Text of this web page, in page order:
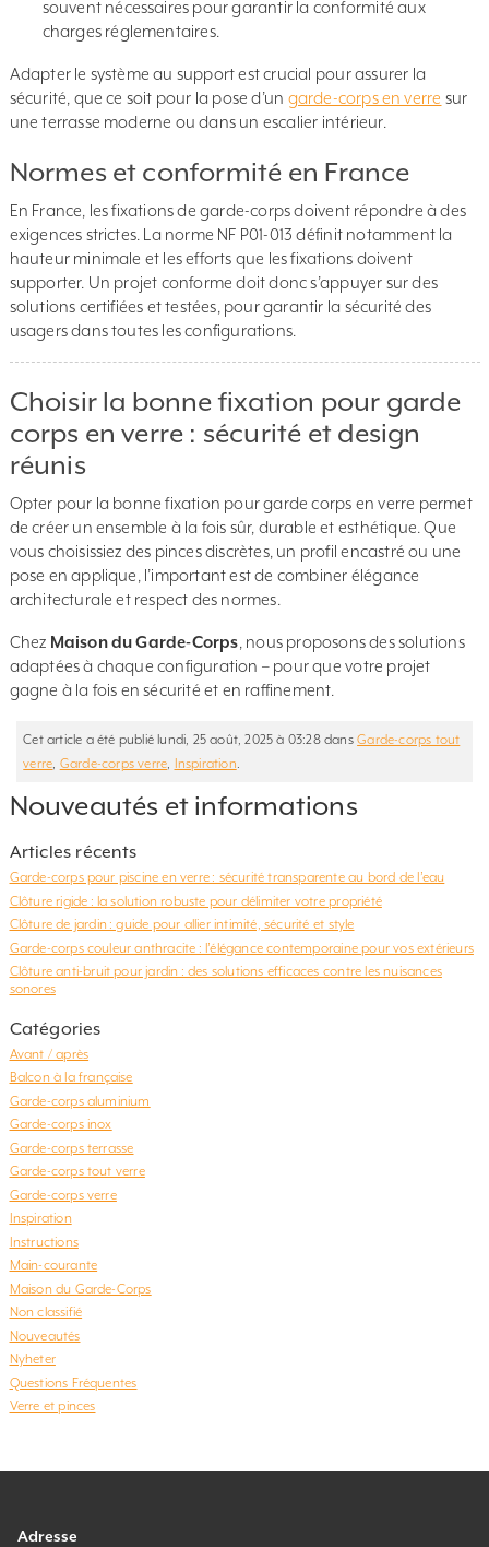
souvent nécessaires pour garantir la conformité aux
charges réglementaires.
Adapter le système au support est crucial pour assurer la
sécurité, que ce soit pour la pose d’un garde-corps en verre sur
une terrasse moderne ou dans un escalier intérieur.
Normes et conformité en France
En France, les fixations de garde-corps doivent répondre à des
exigences strictes. La norme NF P01-013 définit notamment la
hauteur minimale et les efforts que les fixations doivent
supporter. Un projet conforme doit donc s’appuyer sur des
solutions certifiées et testées, pour garantir la sécurité des
usagers dans toutes les configurations.
Choisir la bonne fixation pour garde
corps en verre : sécurité et design
réunis
Opter pour la bonne fixation pour garde corps en verre permet
de créer un ensemble à la fois sûr, durable et esthétique. Que
vous choisissiez des pinces discrètes, un profil encastré ou une
pose en applique, l’important est de combiner élégance
architecturale et respect des normes.
Chez Maison du Garde-Corps , nous proposons des solutions
adaptées à chaque configuration – pour que votre projet
gagne à la fois en sécurité et en raffinement.
Cet article a été publié lundi, 25 août, 2025 à 03:28 dansGarde-corps tout
verre, Garde-corps verre, Inspiration.
Nouveautés et informations
Articles récents
Garde-corps pour piscine en verre : sécurité transparente au bord de l’eau
Clôture rigide : la solution robuste pour délimiter votre propriété
Clôture de jardin : guide pour allier intimité, sécurité et style
Garde-corps couleur anthracite : l’élégance contemporaine pour vos extérieurs
Clôture anti-bruit pour jardin : des solutions efficaces contre les nuisances
sonores
Catégories
Avant / après
Balcon à la française
Garde-corps aluminium
Garde-corps inox
Garde-corps terrasse
Garde-corps tout verre
Garde-corps verre
Inspiration
Instructions
Main-courante
Maison du Garde-Corps
Non classifié
Nouveautés
Nyheter
Questions Fréquentes
Verre et pinces
Adresse